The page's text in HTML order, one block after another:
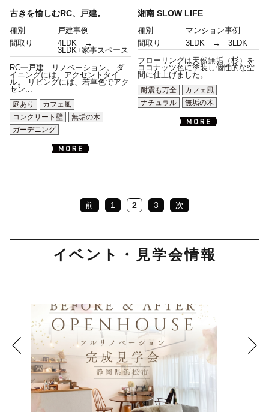
古きを愉しむRC、戸建。
種別
戸建事例
間取り
4LDK →
3LDK+家事スペース
RC一戸建 リノベーション。 ダ
イニングには、アクセントタイ
ル。 リビングには、若草色でアク
セン...
庭あり
カフェ風
コンクリート壁
無垢の木
ガーデニング
湘南 SLOW LIFE
種別
マンション事例
間取り
3LDK → 3LDK
フローリングは天然無垢（杉）を
ココナッツ色に塗装し個性的な空
間に仕上げました。
耐震も万全
カフェ風
ナチュラル
無垢の木
前 1 2 3 次
イベント・見学会情報